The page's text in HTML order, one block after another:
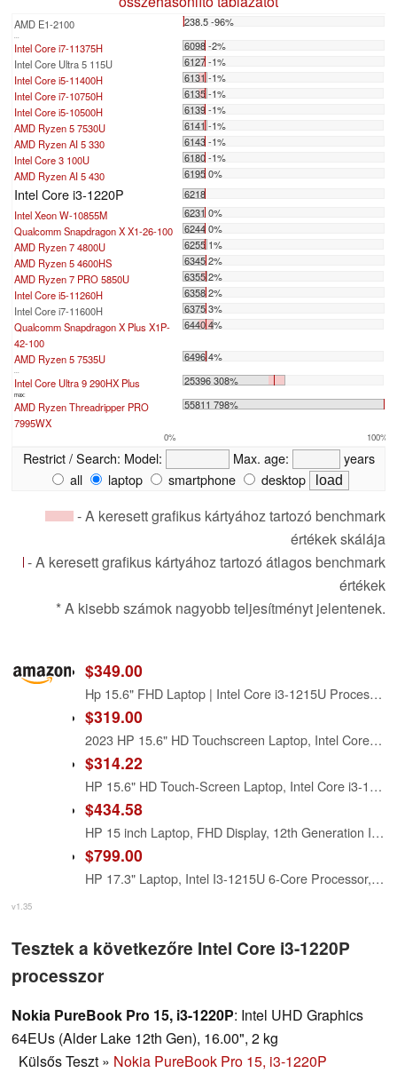
AMD E1-2100 238.5 -96%
...
Intel Core i7-11375H
6098 -2%
Intel Core Ultra 5 115U
6127 -1%
Intel Core i5-11400H
6131 -1%
Intel Core i7-10750H
6135 -1%
Intel Core i5-10500H
6139 -1%
AMD Ryzen 5 7530U
6141 -1%
AMD Ryzen AI 5 330
6143 -1%
Intel Core 3 100U
6180 -1%
AMD Ryzen AI 5 430
6195 0%
Intel Core i3-1220P
6218
Intel Xeon W-10855M
6231 0%
Qualcomm Snapdragon X X1-26-100
6244 0%
AMD Ryzen 7 4800U
6255 1%
AMD Ryzen 5 4600HS
6345 2%
AMD Ryzen 7 PRO 5850U
6355 2%
Intel Core i5-11260H
6358 2%
Intel Core i7-11600H
6375 3%
Qualcomm Snapdragon X Plus X1P-
42-100
6440 4%
AMD Ryzen 5 7535U 6496 4%
...
Intel Core Ultra 9 290HX Plus 25396 308%
max:
AMD Ryzen Threadripper PRO
7995WX
55811 798%
0% 100%
Restrict / Search: Model: Max. age:
years
all
laptop smartphone desktop
- A keresett grafikus kártyához tartozó benchmark
értékek skálája
- A keresett grafikus kártyához tartozó átlagos benchmark
értékek
* A kisebb számok nagyobb teljesítményt jelentenek.
$349.00
Hp 15.6" FHD Laptop | Intel Core i3-1215U Processor | Intel UHD Graphics | Fingerprint | 8GB RAM | 256GB SSD | Windows 11 Home | Bundle with USB 3.0 Hub
$319.00
2023 HP 15.6" HD Touchscreen Laptop, Intel Core i3-1215U (Beat i5-1135G7), 12GB RAM, 256GB SSD, Intel UHD Graphics, WiFi, Bluetooth, HDMI, USB-A&C, Long Battery Life, Windows 11 Home, Silver
$314.22
HP 15.6" HD Touch-Screen Laptop, Intel Core i3-1215U, 8GB RAM, 128GB SSD, HDMI, Bluetooth, Wi-Fi, Windows 11 Home in S Mode, Natural Silver, 15-dy5113dx
$434.58
HP 15 inch Laptop, FHD Display, 12th Generation Intel Core i3-1215U, 8 GB RAM, 128 GB SSD, Intel UHD Graphics, Windows 11 Home in S Mode, 15-dy5599nr (2023)
$799.00
HP 17.3" Laptop, Intel I3-1215U 6-Core Processor, Touch Screen, 32GB RAM, 1TB SSD Drive, HDMI, USB-Type C
v1.35
Tesztek a következőre Intel Core i3-1220P
processzor
Nokia PureBook Pro 15, i3-1220P: Intel UHD Graphics
64EUs (Alder Lake 12th Gen), 16.00", 2 kg
Külsős Teszt » Nokia PureBook Pro 15, i3-1220P